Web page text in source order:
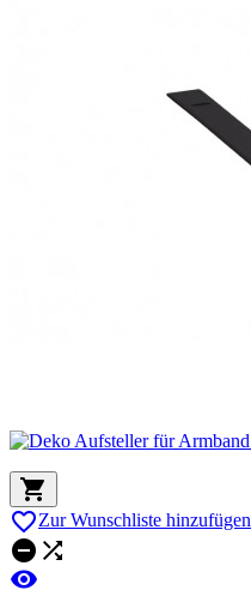

Zur Wunschliste hinzufügen
 
